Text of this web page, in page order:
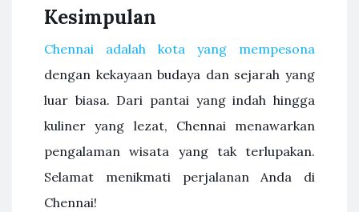
Kesimpulan
Chennai adalah kota yang mempesona
dengan kekayaan budaya dan sejarah yang
luar biasa. Dari pantai yang indah hingga
kuliner yang lezat, Chennai menawarkan
pengalaman wisata yang tak terlupakan.
Selamat menikmati perjalanan Anda di
Chennai!